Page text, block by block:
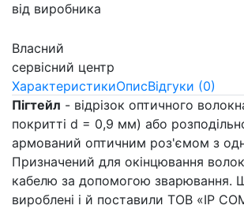
від виробника
Власний
сервісний центр
ХарактеристикиОписВідгуки (0)
Пігтейл - відрізок оптичного
покритті d = 0,9 мм) або
армований оптичним роз'ємом з
Призначений для окінцювання
кабелю за допомогою зварювання.
вироблені і й поставили ТОВ «IP